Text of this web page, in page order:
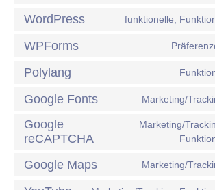
WordPress funktionelle,
WPForms
Polylang
Google Fonts Marketing/
Google
reCAPTCHA
Marketing/
Google Maps Marketing/